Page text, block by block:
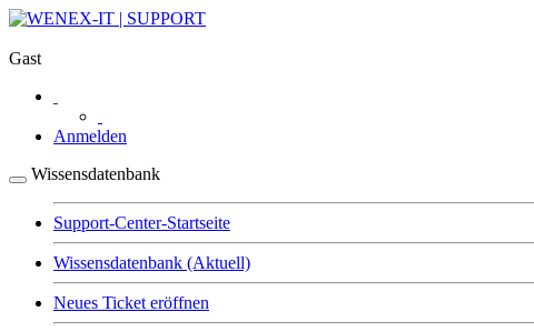
Gast
Anmelden
Wissensdatenbank
Support-Center-Startseite
Wissensdatenbank (Aktuell)
Neues Ticket eröffnen